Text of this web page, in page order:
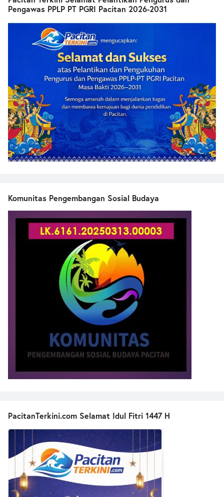
Pengawas PPLP PT PGRI Pacitan 2026-2031
Komunitas Pengembangan Sosial Budaya
PacitanTerkini.com Selamat Idul Fitri 1447 H